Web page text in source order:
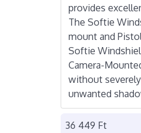
provides
The Softie
mount and
Softie
Camera-
without
unwanted
36 449 Ft